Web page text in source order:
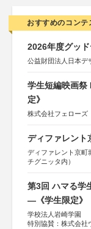
おすすめのコンテ
2026年度グッ
公益財団法人日本デ
学生短編映画祭
定》
株式会社フェローズ
ディファレント
ディファレント京町
チグニッタ内）
第3回 ハマる学
―《学生限定》
学校法人岩崎学園
特別協賛：株式会社